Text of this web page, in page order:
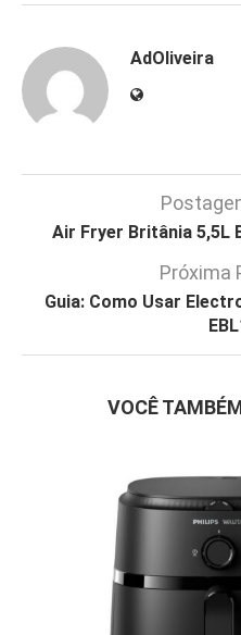
AdOliveira
Air Fryer Britânia 5,5L
Próxima
Guia: Como Usar
VOCÊ